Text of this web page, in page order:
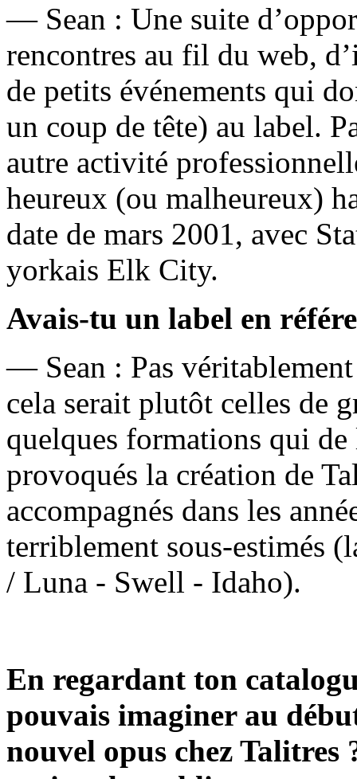
— Sean : Une suite
rencontres au fil du web,
de petits événements qui
un coup de tête) au label.
autre activité
heureux (ou malheureux)
date de mars 2001, avec
yorkais Elk City.
Avais-tu un label en
— Sean : Pas
cela serait plutôt celles de
quelques formations qui
provoqués la création de
accompagnés dans les
terriblement sous-estimés
/ Luna - Swell - Idaho).
En regardant ton
pouvais imaginer au
nouvel opus chez Talitres